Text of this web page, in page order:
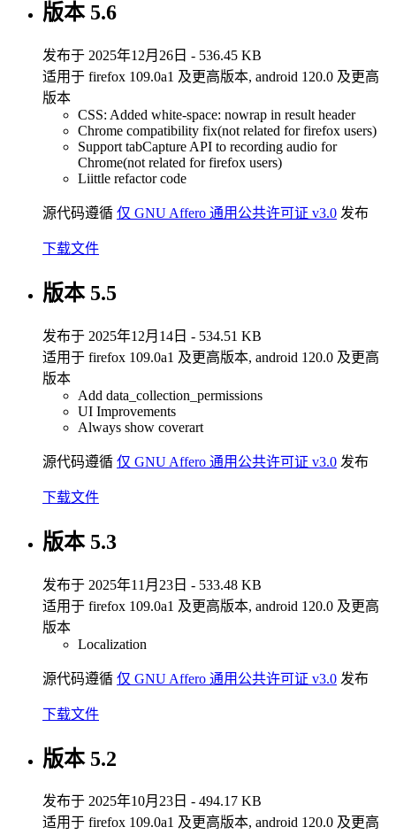
版本 5.6
发布于 2025年12月26日 - 536.45 KB
适用于 firefox 109.0a1 及更高版本, android 120.0 及更高
版本
CSS: Added white-space: nowrap in result header
Chrome compatibility fix(not related for firefox users)
Support tabCapture API to recording audio for
Chrome(not related for firefox users)
Liittle refactor code
源代码遵循 仅 GNU Affero 通用公共许可证 v3.0 发布
下载文件
版本 5.5
发布于 2025年12月14日 - 534.51 KB
适用于 firefox 109.0a1 及更高版本, android 120.0 及更高
版本
Add data_collection_permissions
UI Improvements
Always show coverart
源代码遵循 仅 GNU Affero 通用公共许可证 v3.0 发布
下载文件
版本 5.3
发布于 2025年11月23日 - 533.48 KB
适用于 firefox 109.0a1 及更高版本, android 120.0 及更高
版本
Localization
源代码遵循 仅 GNU Affero 通用公共许可证 v3.0 发布
下载文件
版本 5.2
发布于 2025年10月23日 - 494.17 KB
适用于 firefox 109.0a1 及更高版本, android 120.0 及更高